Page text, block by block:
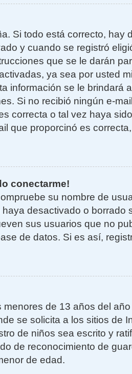
Si todo está correcto, hay
y cuando se registró
que se le darán
ya sea por usted
información se le brindará
Si no recibió ningún e-
correcta o tal vez haya
que proporcinó es
conectarme!
su nombre de
desactivado o borrado
sus usuarios que no
de datos. Si es así,
de 13 años del
se solicita a los sitios de
de niños sea escrito y
de reconocimiento de
de edad.